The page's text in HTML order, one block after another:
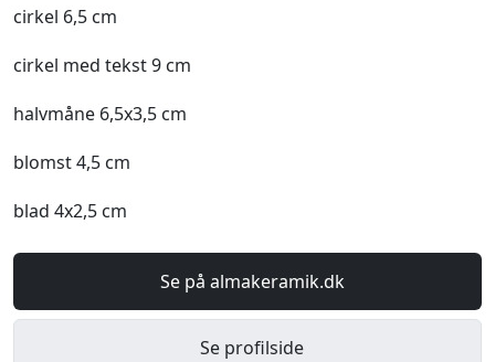
cirkel 6,5 cm
cirkel med tekst 9 cm
halvmåne 6,5x3,5 cm
blomst 4,5 cm
blad 4x2,5 cm
Se på almakeramik.dk
Se profilside